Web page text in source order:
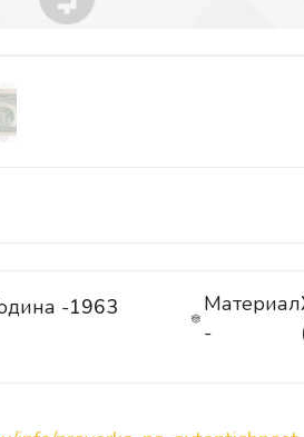
-1963
Материал
-